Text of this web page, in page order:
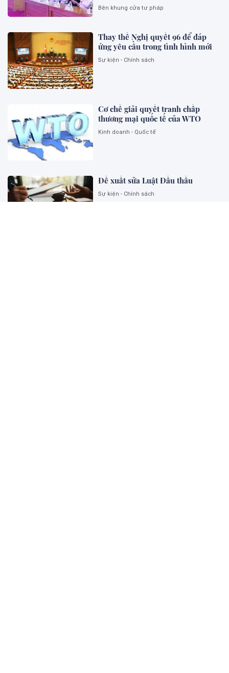
Bên khung cửa tư pháp
Thay thế Nghị quyết 96 để đáp
ứng yêu cầu trong tình hình mới
Sự kiện - Chính sách
Cơ chế giải quyết tranh chấp
thương mại quốc tế của WTO
Kinh doanh - Quốc tế
Đề xuất sửa Luật Đấu thầu
Sự kiện - Chính sách